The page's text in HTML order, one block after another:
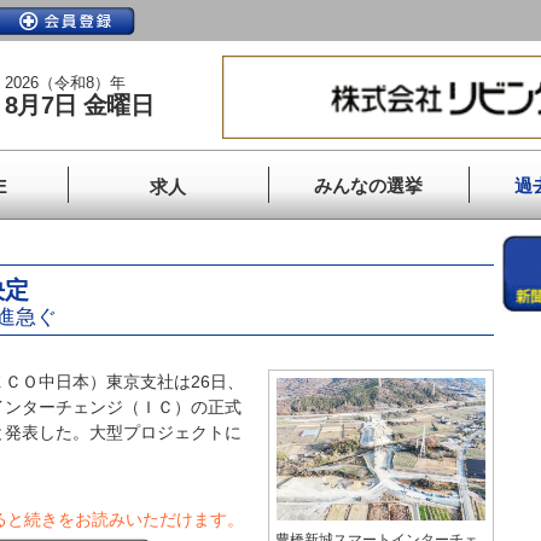
2026（令和8）年
8月7日 金曜日
求人 みんなの選挙 過
急ぐ
Ｏ中日本）東京支社は26日、
ターチェンジ（ＩＣ）の正式
表した。大型プロジェクトに
続きをお読みいただけます。